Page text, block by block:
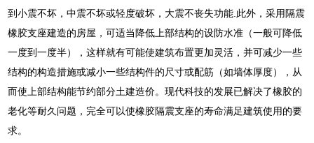
到小震不坏，中震不坏或轻度破坏，大震不丧失功能.此外，采用隔震
橡胶支座建造的房屋，可适当降低上部结构的设防水准（一般可降低
一度到一度半），这样就有可能使建筑布置更加灵活，并可减少一些
结构的构造措施或减小一些结构件的尺寸或配筋（如墙体厚度），从
而使上部结构能节约部分土建造价。现代科技的发展已解决了橡胶的
老化等耐久问题，完全可以使橡胶隔震支座的寿命满足建筑使用的要
求。